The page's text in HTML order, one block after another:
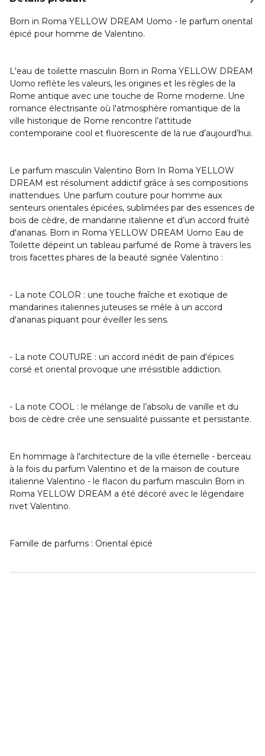
Born in Roma YELLOW DREAM Uomo - le parfum oriental
épicé pour homme de Valentino.
L'eau de toilette masculin Born in Roma YELLOW DREAM
Uomo reflète les valeurs, les origines et les règles de la
Rome antique avec une touche de Rome moderne. Une
romance électrisante où l'atmosphère romantique de la
ville historique de Rome rencontre l’attitude
contemporaine cool et fluorescente de la rue d’aujourd’hui.
Le parfum masculin Valentino Born In Roma YELLOW
DREAM est résolument addictif grâce à ses compositions
inattendues. Une parfum couture pour homme aux
senteurs orientales épicées, sublimées par des essences de
bois de cèdre, de mandarine italienne et d’un accord fruité
d'ananas. Born in Roma YELLOW DREAM Uomo Eau de
Toilette dépeint un tableau parfumé de Rome à travers les
trois facettes phares de la beauté signée Valentino :
- La note COLOR : une touche fraîche et exotique de
mandarines italiennes juteuses se mêle à un accord
d'ananas piquant pour éveiller les sens.
- La note COUTURE : un accord inédit de pain d'épices
corsé et oriental provoque une irrésistible addiction.
- La note COOL : le mélange de l’absolu de vanille et du
bois de cèdre crée une sensualité puissante et persistante.
En hommage à l'architecture de la ville éternelle - berceau
à la fois du parfum Valentino et de la maison de couture
italienne Valentino - le flacon du parfum masculin Born in
Roma YELLOW DREAM a été décoré avec le légendaire
rivet Valentino.
Famille de parfums : Oriental épicé